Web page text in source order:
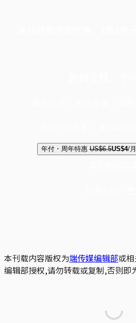
年付・周年特惠 US$6.5US$4/月
本刊载内容版权为端传媒编辑部或
编辑部授权,请勿转载或复制,否则即